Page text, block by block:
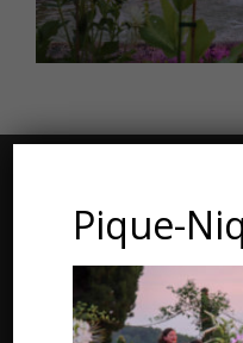
24590 Salignac-Eyvigues
Dordogne – Périgord
Pique-